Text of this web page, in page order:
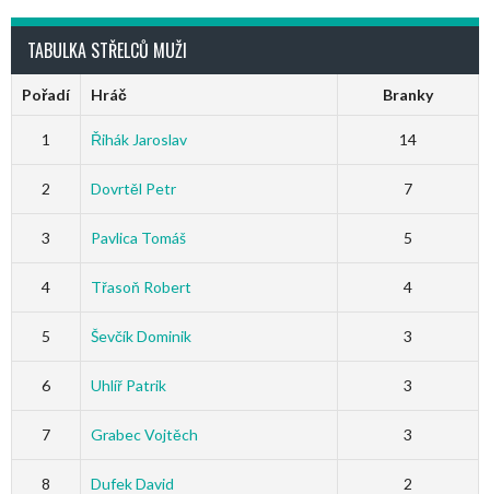
TABULKA STŘELCŮ MUŽI
Pořadí Hráč Branky
1 Řihák Jaroslav 14
2 Dovrtěl Petr 7
3 Pavlica Tomáš 5
4 Třasoň Robert 4
5 Ševčík Dominik 3
6 Uhlíř Patrik 3
7 Grabec Vojtěch 3
8 Dufek David 2